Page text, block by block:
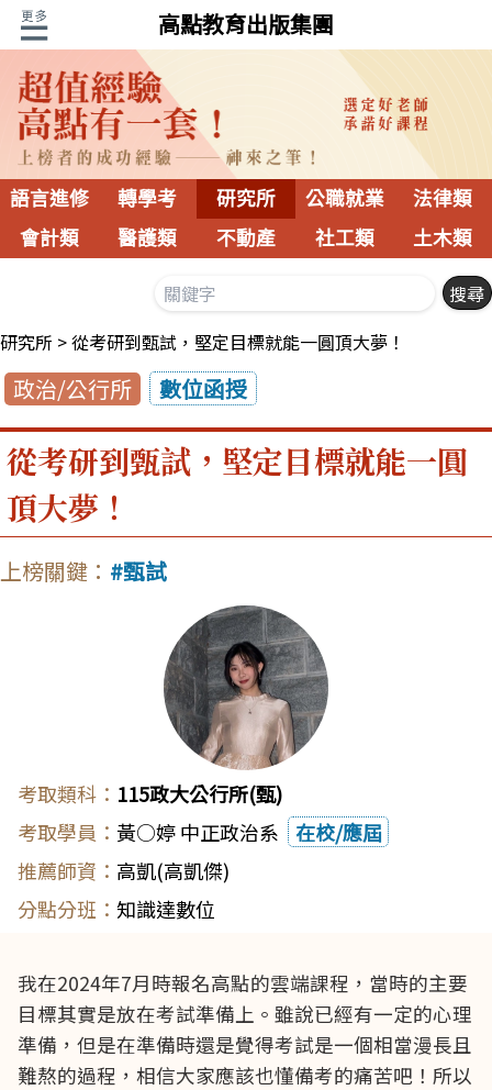
高點教育出版集團
語言進修 轉學考 研究所 公職就業
法律類
會計類
醫護類 不動產 社工類 土木類
研究所 從考研到甄試，堅定目標就能一圓頂大夢！
政治/公行所 數位函授
從考研到甄試，堅定目標就能一圓
頂大夢！
甄試
115政大公行所(甄)
黃○婷 中正政治系
在校/應屆
高凱(高凱傑)
知識達數位
我在2024年7月時報名高點的雲端課程，當時的主要
目標其實是放在考試準備上。雖說已經有一定的心理
準備，但是在準備時還是覺得考試是一個相當漫長且
難熬的過程，相信大家應該也懂備考的痛苦吧！所以